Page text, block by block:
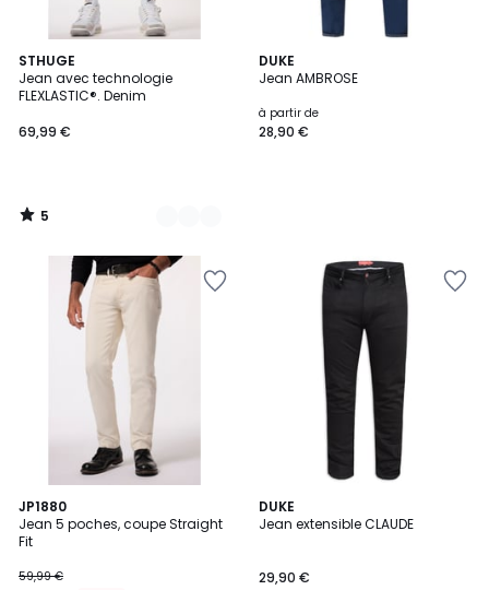
STHUGE
Jean avec technologie
FLEXLASTIC®. Denim
69,99 €
5
/
5
2
Couleurs
5
/
DUKE
Jean AMBROSE
à partir de
28,90 €
JP1880
Jean 5 poches, coupe Straight
Fit
59,99 €
DUKE
Jean extensible CLAUDE
29,90 €
4
/